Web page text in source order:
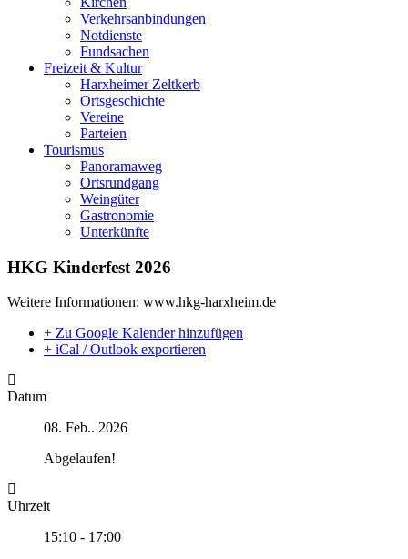
Verkehrsanbindungen
Notdienste
Fundsachen
Freizeit & Kultur
Harxheimer Zeltkerb
Ortsgeschichte
Vereine
Parteien
Tourismus
Panoramaweg
Ortsrundgang
Weingüter
Gastronomie
Unterkünfte
HKG Kinderfest 2026
Weitere Informationen: www.hkg-harxheim.de
+ Zu Google Kalender hinzufügen
+ iCal / Outlook exportieren
Datum
08. Feb.. 2026
Abgelaufen!
Uhrzeit
15:10 - 17:00